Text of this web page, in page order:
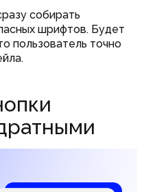
собирать
шрифтов. Будет
пользователь точно